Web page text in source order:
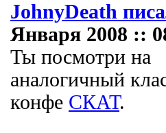
JohnyDeath
Января 2008 ::
Ты посмотри на
аналогичный
конфе СКАТ.